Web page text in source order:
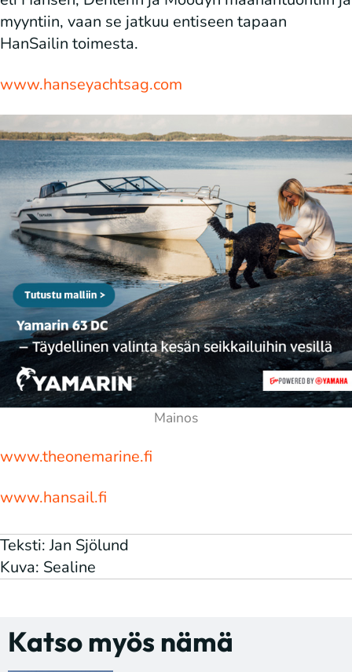
myyntiin, vaan se jatkuu entiseen tapaan
HanSailin toimesta.
www.hanseyachtsag.com
www.theonemarine.fi
www.hansail.fi
Teksti: Jan Sjölund
Kuva: Sealine
Katso myös nämä